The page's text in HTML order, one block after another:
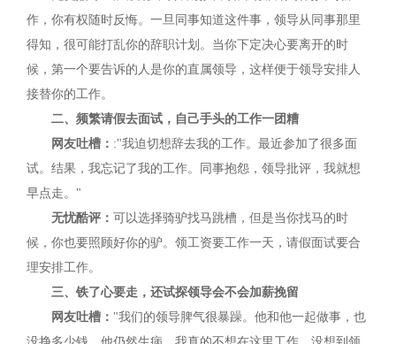
作，你有权随时反悔。一旦同事知道这件事，领导从同事那里
得知，很可能打乱你的辞职计划。当你下定决心要离开的时
候，第一个要告诉的人是你的直属领导，这样便于领导安排人
接替你的工作。
二、频繁请假去面试，自己手头的工作一团糟
网友吐槽： :"我迫切想辞去我的工作。最近参加了很多面
试。结果，我忘记了我的工作。同事抱怨，领导批评，我就想
早点走。"
无忧酷评： 可以选择骑驴找马跳槽，但是当你找马的时
候，你也要照顾好你的驴。领工资要工作一天，请假面试要合
理安排工作。
三、铁了心要走，还试探领导会不会加薪挽留
网友吐槽： "我们的领导脾气很暴躁。他和他一起做事，也